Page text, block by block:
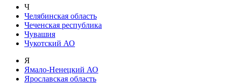
Ч
Челябинская область
Чеченская республика
Чувашия
Чукотский АО
Я
Ямало-Ненецкий АО
Ярославская область